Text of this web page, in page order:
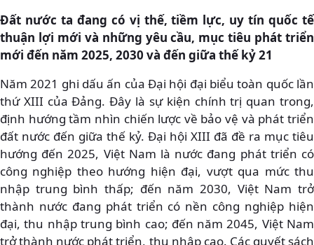
Đất nước ta đang có vị thế, tiềm lực, uy tín quốc tế
thuận lợi mới và những yêu cầu, mục tiêu phát triển
mới đến năm 2025, 2030 và đến giữa thế kỷ 21
Năm 2021 ghi dấu ấn của Đại hội đại biểu toàn quốc lần
thứ XIII của Đảng. Đây là sự kiện chính trị quan trong,
định hướng tầm nhìn chiến lược về bảo vệ và phát triển
đất nước đến giữa thế kỷ. Đại hội XIII đã đề ra mục tiêu
hướng đến 2025, Việt Nam là nước đang phát triển có
công nghiệp theo hướng hiện đại, vượt qua mức thu
nhập trung bình thấp; đến năm 2030, Việt Nam trở
thành nước đang phát triển có nền công nghiệp hiện
đại, thu nhập trung bình cao; đến năm 2045, Việt Nam
trở thành nước phát triển, thu nhập cao. Các quyết sách